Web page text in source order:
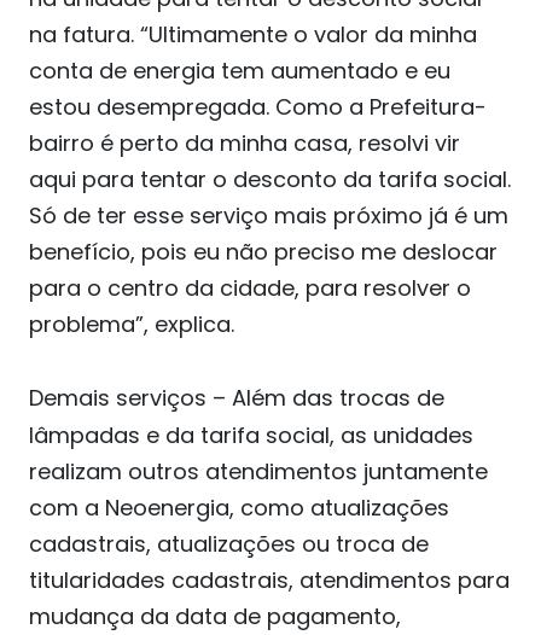
na fatura. “Ultimamente o valor da minha
conta de energia tem aumentado e eu
estou desempregada. Como a Prefeitura-
bairro é perto da minha casa, resolvi vir
aqui para tentar o desconto da tarifa social.
Só de ter esse serviço mais próximo já é um
benefício, pois eu não preciso me deslocar
para o centro da cidade, para resolver o
problema”, explica.
Demais serviços – Além das trocas de
lâmpadas e da tarifa social, as unidades
realizam outros atendimentos juntamente
com a Neoenergia, como atualizações
cadastrais, atualizações ou troca de
titularidades cadastrais, atendimentos para
mudança da data de pagamento,